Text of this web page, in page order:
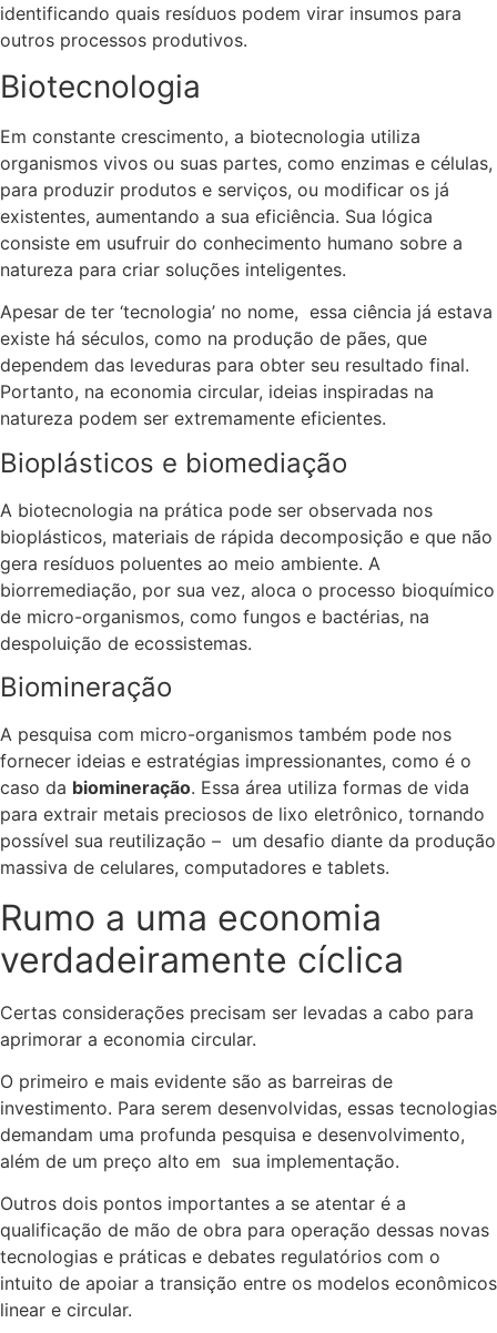
identificando quais resíduos podem virar insumos para
outros processos produtivos.
Biotecnologia
Em constante crescimento, a biotecnologia utiliza
organismos vivos ou suas partes, como enzimas e células,
para produzir produtos e serviços, ou modificar os já
existentes, aumentando a sua eficiência. Sua lógica
consiste em usufruir do conhecimento humano sobre a
natureza para criar soluções inteligentes.
Apesar de ter ‘tecnologia’ no nome, essa ciência já estava
existe há séculos, como na produção de pães, que
dependem das leveduras para obter seu resultado final.
Portanto, na economia circular, ideias inspiradas na
natureza podem ser extremamente eficientes.
Bioplásticos e biomediação
A biotecnologia na prática pode ser observada nos
bioplásticos, materiais de rápida decomposição e que não
gera resíduos poluentes ao meio ambiente. A
biorremediação, por sua vez, aloca o processo bioquímico
de micro-organismos, como fungos e bactérias, na
despoluição de ecossistemas.
Biomineração
A pesquisa com micro-organismos também pode nos
fornecer ideias e estratégias impressionantes, como é o
caso da biomineração. Essa área utiliza formas de vida
para extrair metais preciosos de lixo eletrônico, tornando
possível sua reutilização – um desafio diante da produção
massiva de celulares, computadores e tablets.
Rumo a uma economia
verdadeiramente cíclica
Certas considerações precisam ser levadas a cabo para
aprimorar a economia circular.
O primeiro e mais evidente são as barreiras de
investimento. Para serem desenvolvidas, essas tecnologias
demandam uma profunda pesquisa e desenvolvimento,
além de um preço alto em sua implementação.
Outros dois pontos importantes a se atentar é a
qualificação de mão de obra para operação dessas novas
tecnologias e práticas e debates regulatórios com o
intuito de apoiar a transição entre os modelos econômicos
linear e circular.